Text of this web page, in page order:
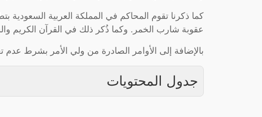
كما ذكرنا تقوم المحاكم في المملكة العربية السعودية
عقوبة شارب الخمر. وكما ذُكر ذلك في القرآن الكريم
بالإضافة إلى الأوامر الصادرة من ولي الأمر بشرط عدم
جدول المحتويات